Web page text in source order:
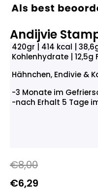
Andijvie
420gr | 414 kcal |
Kohlenhydrate | 12,5g
Hähnchen, Endivie &
-3 Monate im
-nach Erhalt 5 Tage
€8,00
€6,29